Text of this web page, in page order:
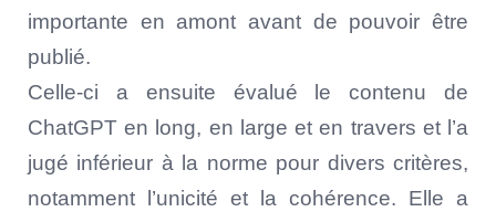
importante en amont avant de pouvoir être
publié.
Celle-ci a ensuite évalué le contenu de
ChatGPT en long, en large et en travers et l’a
jugé inférieur à la norme pour divers critères,
notamment l’unicité et la cohérence. Elle a